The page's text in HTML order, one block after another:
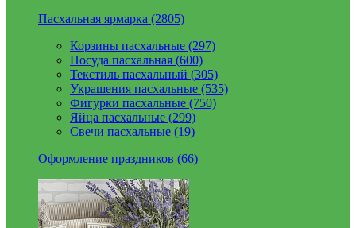
Пасхальная ярмарка (2805)
Корзины пасхальные (297)
Посуда пасхальная (600)
Текстиль пасхальный (305)
Украшения пасхальные (535)
Фигурки пасхальные (750)
Яйца пасхальные (299)
Свечи пасхальные (19)
Оформление праздников (66)